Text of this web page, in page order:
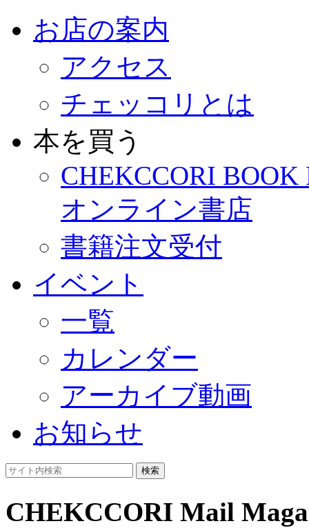
お店の案内
アクセス
チェッコリとは
本を買う
CHEKCCORI BOOK
オンライン書店
書籍注文受付
イベント
一覧
カレンダー
アーカイブ動画
お知らせ
検索
CHEKCCORI Mail